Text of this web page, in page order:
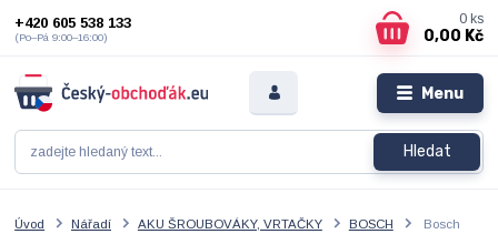
Menu
Hledat
+420 605 538 133
(Po–Pá 9:00–16:00)
0 ks
0,00 Kč
Úvod Nářadí AKU ŠROUBOVÁKY, VRTAČKY BOSCH
Bosch